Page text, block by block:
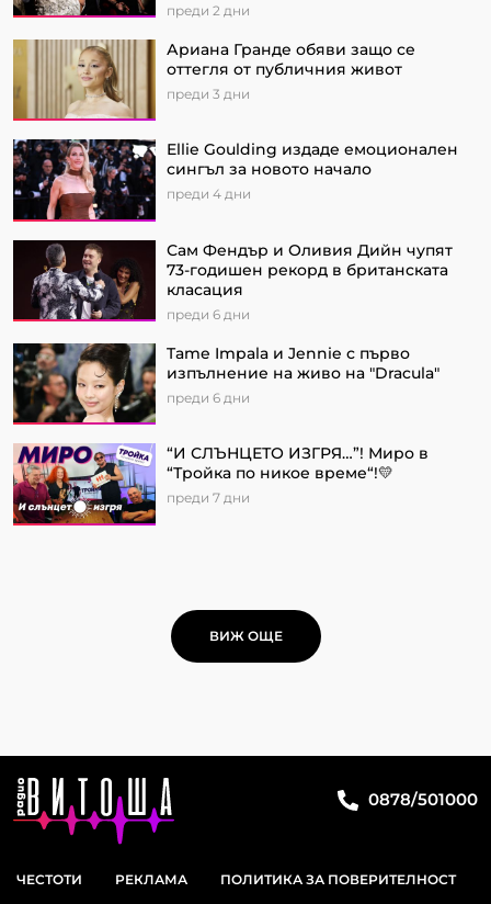
преди 2 дни
Ариана Гранде обяви защо се
оттегля от публичния живот
преди 3 дни
Ellie Goulding издаде емоционален
сингъл за новото начало
преди 4 дни
Сам Фендър и Оливия Дийн чупят
73-годишен рекорд в британската
класация
преди 6 дни
Tame Impala и Jennie с първо
изпълнение на живо на "Dracula"
преди 6 дни
“И СЛЪНЦЕТО ИЗГРЯ…”! Миро в
“Тройка по никое време“!💛
преди 7 дни
ВИЖ ОЩЕ
0878/501000
ЧЕСТОТИ РЕКЛАМА ПОЛИТИКА ЗА ПОВЕРИТЕЛНОСТ